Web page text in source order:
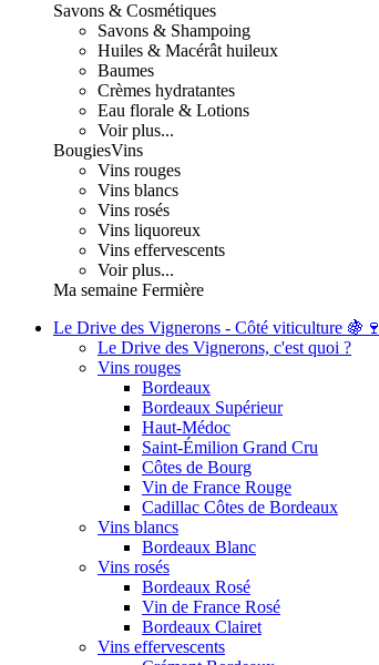
Savons & Cosmétiques
Savons & Shampoing
Huiles & Macérât huileux
Baumes
Crèmes hydratantes
Eau florale & Lotions
Voir plus...
BougiesVins
Vins rouges
Vins blancs
Vins rosés
Vins liquoreux
Vins effervescents
Voir plus...
Ma semaine Fermière
Le Drive des Vignerons - Côté viticulture 🍇🍷
Le Drive des Vignerons, c'est quoi ?
Vins rouges
Bordeaux
Bordeaux Supérieur
Haut-Médoc
Saint-Émilion Grand Cru
Côtes de Bourg
Vin de France Rouge
Cadillac Côtes de Bordeaux
Vins blancs
Bordeaux Blanc
Vins rosés
Bordeaux Rosé
Vin de France Rosé
Bordeaux Clairet
Vins effervescents